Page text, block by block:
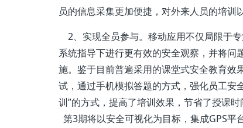
员的信息采集更加便捷，对外来人员的培训
2、实现全员参与。移动应用不仅局限于
系统指导下进行更有效的安全观察，并将
施。鉴于目前普遍采用的课堂式安全教育
试，通过手机模拟答题的方式，强化员工安
训”的方式，提高了培训效果，节省了授课时
第3期将以安全可视化为目标，集成GPS